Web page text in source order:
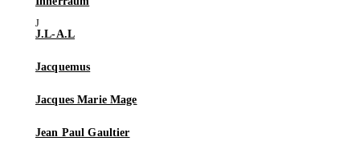
J.L-A.L
Jacquemus
Jacques Marie Mage
Jean Paul Gaultier